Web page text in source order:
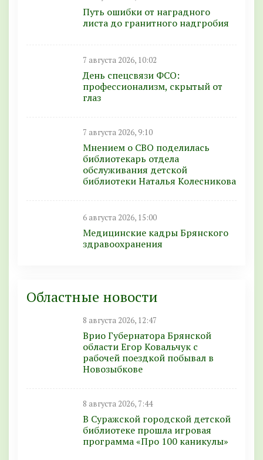
Путь ошибки от наградного
листа до гранитного надгробия
7 августа 2026, 10:02
День спецсвязи ФСО:
профессионализм, скрытый от
глаз
7 августа 2026, 9:10
Мнением о СВО поделилась
библиотекарь отдела
обслуживания детской
библиотеки Наталья Колесникова
6 августа 2026, 15:00
Медицинские кадры Брянского
здравоохранения
Областные новости
8 августа 2026, 12:47
Врио Губернатора Брянской
области Егор Ковальчук с
рабочей поездкой побывал в
Новозыбкове
8 августа 2026, 7:44
В Суражской городской детской
библиотеке прошла игровая
программа «Про 100 каникулы»